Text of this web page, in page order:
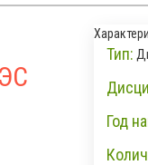
Тип:
Год